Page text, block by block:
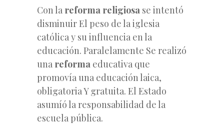
Con la reforma religiosa se intentó
disminuir El peso de la iglesia
católica y su influencia en la
educación. Paralelamente Se realizó
una reforma educativa que
promovía una educación laica,
obligatoria Y gratuita. El Estado
asumíó la responsabilidad de la
escuela pública.